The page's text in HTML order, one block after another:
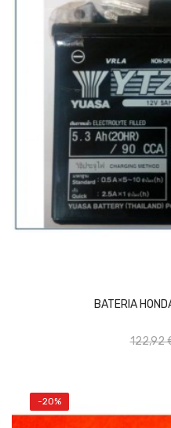
BATERIA
122,92
-20%